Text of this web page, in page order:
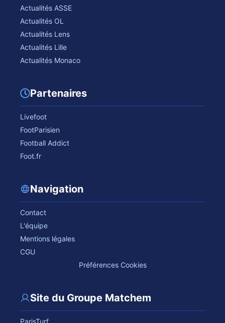
Actualités ASSE
Actualités OL
Actualités Lens
Actualités Lille
Actualités Monaco
Partenaires
Livefoot
FootParisien
Football Addict
Foot.fr
Navigation
Contact
L'équipe
Mentions légales
CGU
Préférences Cookies
Site du Groupe Matchem
ParisTurf